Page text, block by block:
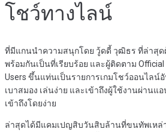
โชว์ทางไลน์
ที่มีแกนนำความสนุกโดย วู้ดดี้ วุฒิธร ที่ล่าสุด
พร้อมกันเป็นที่เรียบร้อย และผู้ติดตาม Official
Users ขึ้นแท่นเป็นรายการเกมโชว์ออนไลน์
เบาสมอง เล่นง่าย และเข้าถึงผู้ใช้งานผ่าน
เข้าถึงโดยง่าย
ล่าสุดได้มีแคมเปญสิบวันสิบล้านที่ขนทัพเหล่